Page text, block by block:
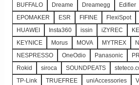
BUFFALO
Dreame Dreamegg Edifier
EPOMAKER
ESR FIFINE FlexiSpot
HUAWEI
Insta360 issin iZYREC
KEYNICE
Morus MOVA MYTREX
NESPRESSO
OneOdio Panasonic PR
Rokid
siroca SOUNDPEATS
TP-Link
TRUEFREE uniAccessories